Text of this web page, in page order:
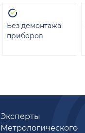
Без демонтажа
приборов
Эксперты
Метрологического